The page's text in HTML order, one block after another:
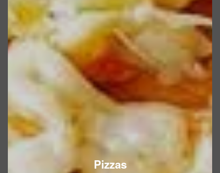
Pizzas